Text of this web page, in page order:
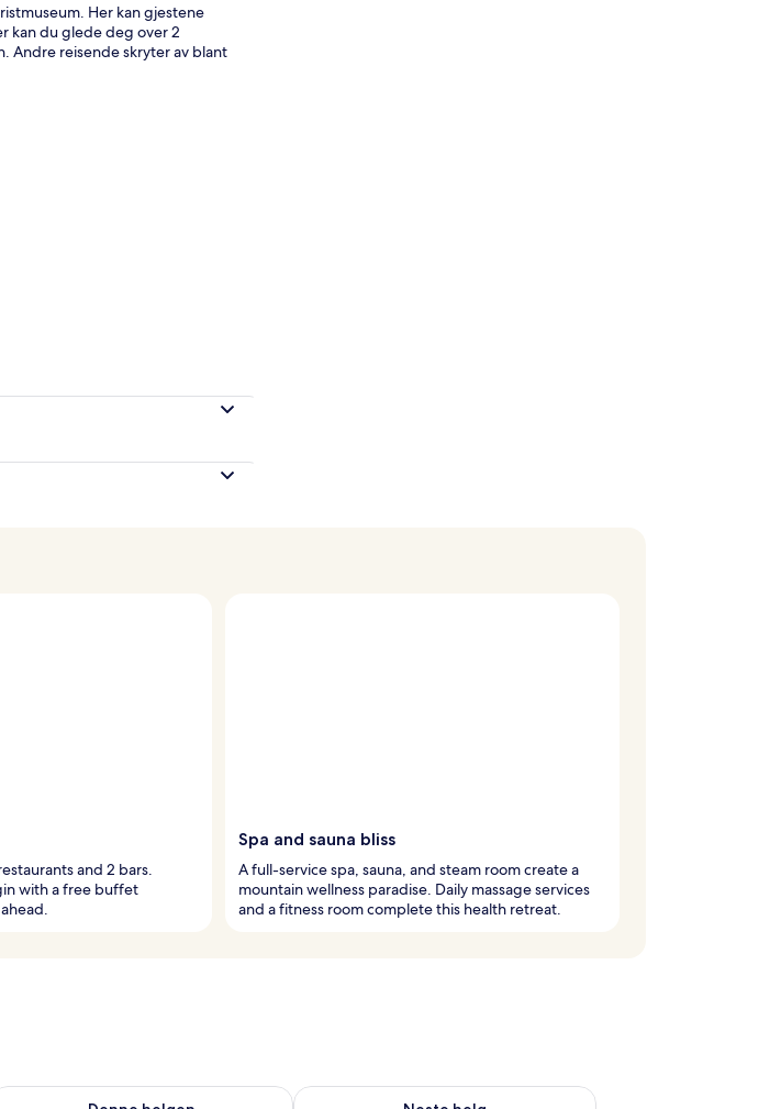
Her kan gjestene
kan du glede deg over 2
Andre reisende skryter av blant
and 2 bars.
with a free buffet
Spa and sauna bliss
A full-service spa, sauna, and steam room create a
mountain wellness paradise. Daily massage services
and a fitness room complete this health retreat.
- aug. 9tilgjengelighet for denne helgen, aug. 7 - aug. 9Sjekk tilgjengelighet for neste helg, aug. 14 - aug. 16